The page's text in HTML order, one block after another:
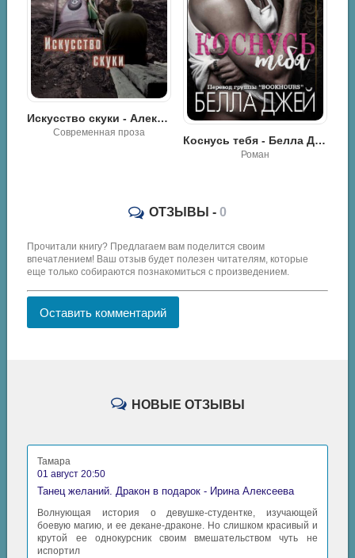
Искусство скуки - Алексей Синицын
Современная проза
Коснусь тебя - Белла Джей
Роман
ОТЗЫВЫ - 0
Прочитали книгу? Предлагаем вам поделится своим
впечатлением! Ваш отзыв будет полезен читателям, которые
еще только собираются познакомиться с произведением.
Оставить комментарий
НОВЫЕ ОТЗЫВЫ
Тамара
01 август 20:50
Танец желаний. Дракон в подарок - Ирина Алексеева
Волнующая история о девушке-студентке, изучающей
боевую магию, и ее декане-драконе. Но слишком красивый и
крутой ее однокурсник своим вмешательством чуть не
испортил